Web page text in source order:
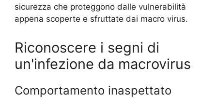
sicurezza che proteggono dalle vulnerabilità
appena scoperte e sfruttate dai macro virus.
Riconoscere i segni di
un'infezione da macrovirus
Comportamento inaspettato